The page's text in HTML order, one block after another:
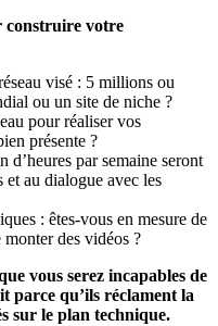
construire votre
visé : 5 millions ou
ou un site de niche ?
pour réaliser vos
présente ?
par semaine seront
et au dialogue avec les
: êtes-vous en mesure de
des vidéos ?
vous serez incapables de
parce qu’ils réclament la
sur le plan technique.